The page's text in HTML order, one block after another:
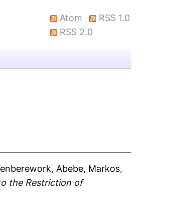
Atom
RSS 1.0
RSS 2.0
, Abebe, Markos,
the Restriction of